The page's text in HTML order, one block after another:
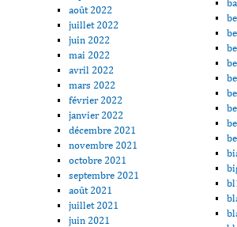
août 2022
juillet 2022
juin 2022
mai 2022
avril 2022
mars 2022
février 2022
janvier 2022
décembre 2021
novembre 2021
octobre 2021
septembre 2021
août 2021
juillet 2021
juin 2021